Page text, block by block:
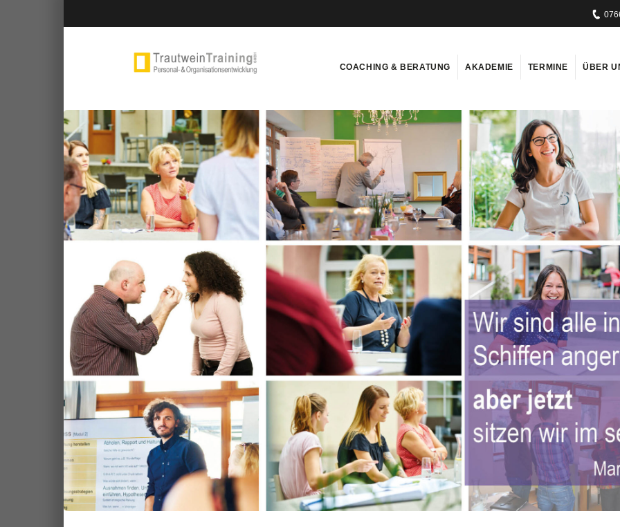
COACHING & BERATUNG AKADEMIE TERMINE ÜBER
Beratung
Erfolg haben &
finde deinen
für beruflichen &
Coaching-
Die neue
entdecke deine
lass dich
Entwicklung
mit der Natur